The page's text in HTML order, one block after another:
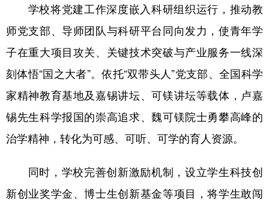
地方频道
北京 天津 河北 山西
浙江 安徽 福建 江西
山东 河南 湖北 湖南
广东 广西 海南 重庆
贵州
陕西 甘肃 青海 宁夏
学校将党建工作深度嵌入科研组织运行，推动教
师党支部、导师团队与科研平台同向发力，使青年学
子在重大项目攻关、关键技术突破与产业服务一线深
刻体悟“国之大者”。依托“双带头人”党支部、全国科学
家精神教育基地及嘉锡讲坛、可镁讲坛等载体，卢嘉
锡先生科学报国的崇高追求、魏可镁院士勇攀高峰的
治学精神，转化为可感、可听、可学的育人资源。
同时，学校完善创新激励机制，设立学生科技创
新创业奖学金、博士生创新基金等项目，将学生敢闯